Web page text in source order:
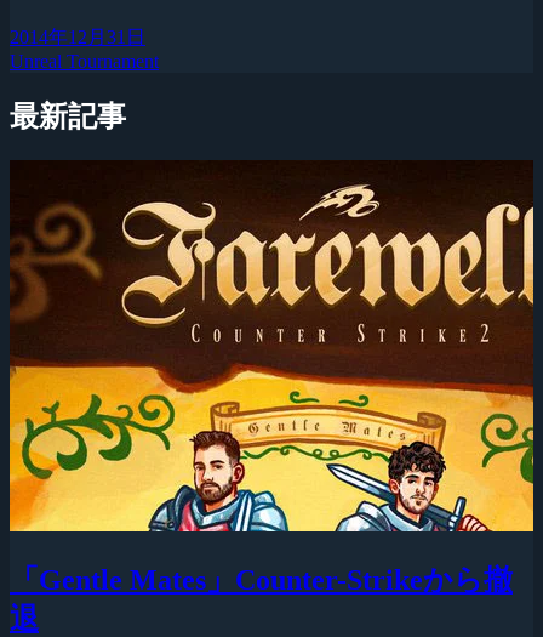
2014年12月31日
Unreal Tournament
最新記事
「Gentle Mates」Counter-Strikeから撤
退